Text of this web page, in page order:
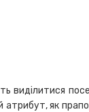
виділитися
як